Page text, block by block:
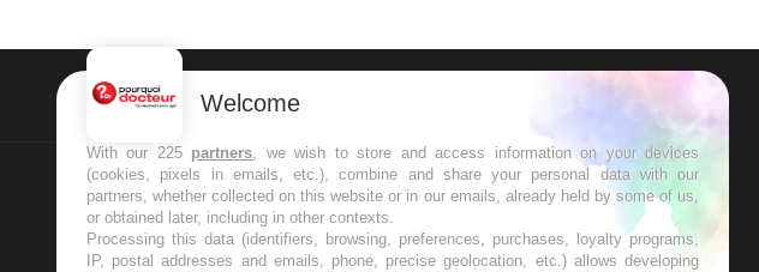
NEWSLETTER
Recevez toutes les semaines les meilleures
infos santé
Welcome
With our 225 partners, we wish to store and access information on your devices
(cookies, pixels in emails, etc.), combine and share your personal data with our
partners, whether collected on this website or in our emails, already held by some of us,
or obtained later, including in other contexts.
Processing this data (identifiers, browsing, preferences, purchases, loyalty programs,
IP, postal addresses and emails, phone, precise geolocation, etc.) allows developing